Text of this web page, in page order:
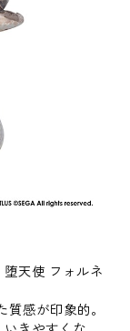
天使 フォルネ
感が印象的。